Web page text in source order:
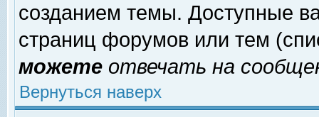
созданием темы. Доступные
страниц форумов или тем
можете отвечать на
Вернуться наверх